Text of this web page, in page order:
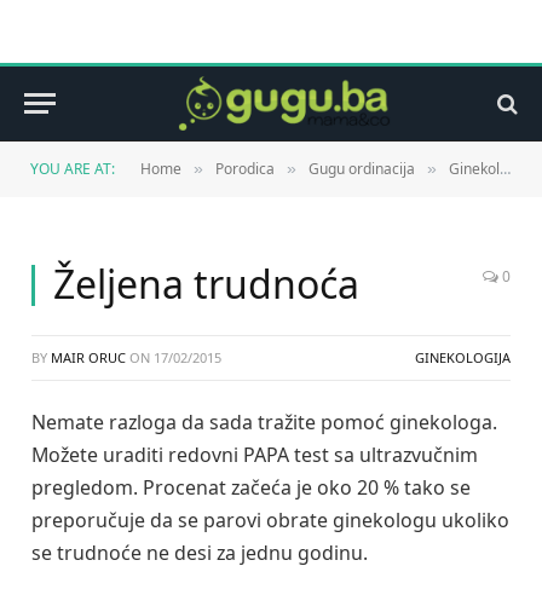
YOU ARE AT: Home » Porodica » Gugu ordinacija » Ginekologija
Željena trudnoća 0
BY MAIR ORUC ON 17/02/2015 GINEKOLOGIJA
Nemate razloga da sada tražite pomoć ginekologa.
Možete uraditi redovni PAPA test sa ultrazvučnim
pregledom. Procenat začeća je oko 20 % tako se
preporučuje da se parovi obrate ginekologu ukoliko
se trudnoće ne desi za jednu godinu.